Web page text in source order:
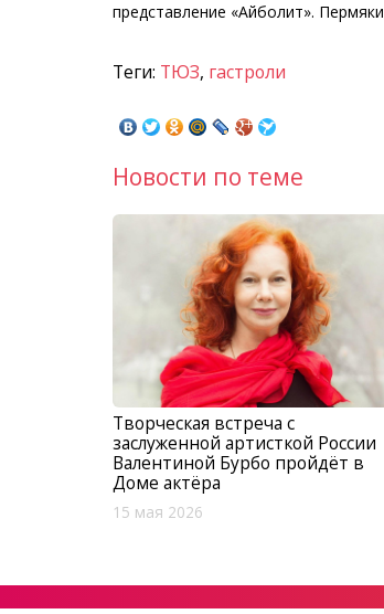
представление «Айболит». Пермяки
Теги: ТЮЗ, гастроли
Новости по теме
Творческая встреча с
заслуженной артисткой России
Валентиной Бурбо пройдёт в
Доме актёра
15 мая 2026